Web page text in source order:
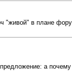
в плане
а